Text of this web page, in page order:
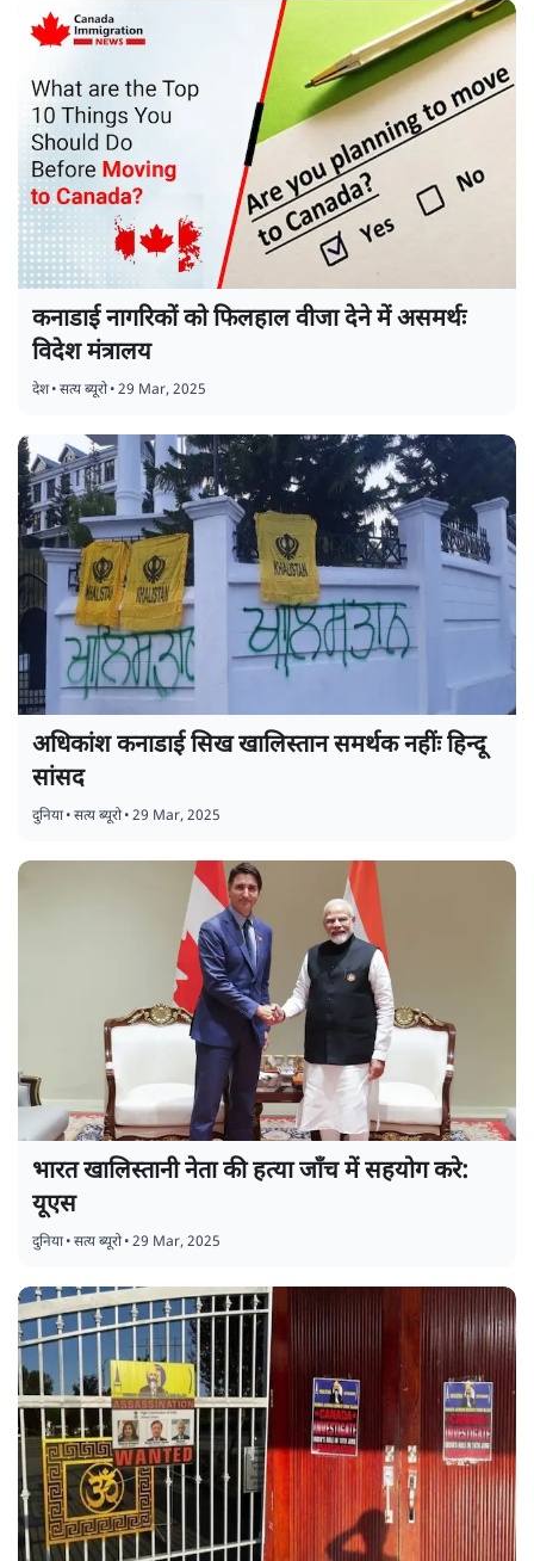
कनाडाई नागरिकों को फिलहाल वीजा देने में असमर्थः
विदेश मंत्रालय
देश•सत्य ब्यूरो•29 Mar, 2025
अधिकांश कनाडाई सिख खालिस्तान समर्थक नहींः हिन्दू
सांसद
दुनिया•सत्य ब्यूरो•29 Mar, 2025
भारत खालिस्तानी नेता की हत्या जाँच में सहयोग करे:
यूएस
दुनिया•सत्य ब्यूरो•29 Mar, 2025